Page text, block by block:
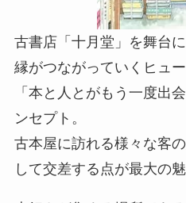
古書店「十月堂」を舞台
縁がつながっていくヒュー
「本と人とがもう一度出
ンセプト。
古本屋に訪れる様々な客
して交差する点が最大の魅